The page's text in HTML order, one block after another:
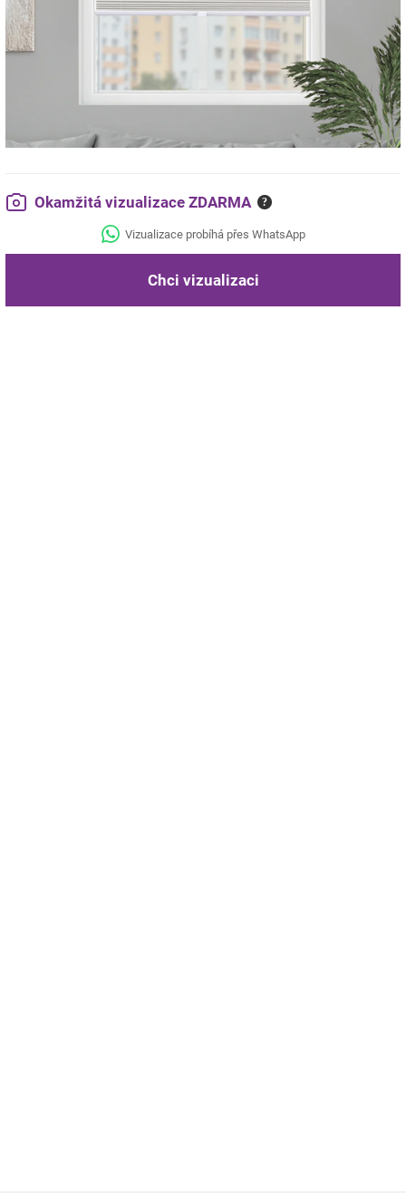
Okamžitá vizualizace ZDARMA ?
Vizualizace probíhá přes WhatsApp
Chci vizualizaci